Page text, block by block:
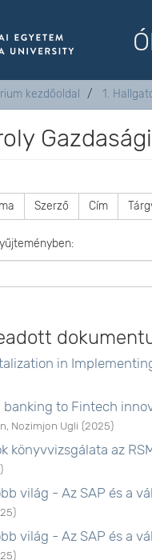
kezdőoldal 1.
Szerző Cím
in
to Fintech
Nozimjon Ugli (2025)
könyvvizsgálata az
)
világ - Az SAP és a
)
világ - Az SAP és a
)